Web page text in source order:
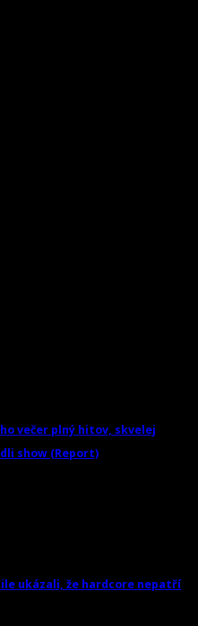
večer plný hitov, skvelej
show (Report)
ukázali, že hardcore nepatří